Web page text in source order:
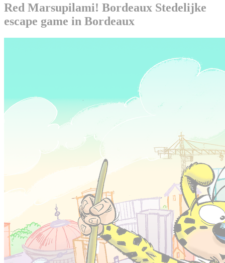
Red Marsupilami! Bordeaux Stedelijke
escape game in Bordeaux